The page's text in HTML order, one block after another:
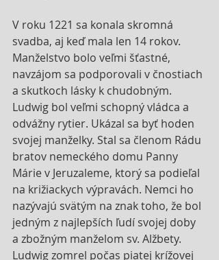
V roku 1221 sa konala skromná
svadba, aj keď mala len 14 rokov.
Manželstvo bolo veľmi šťastné,
navzájom sa podporovali v čnostiach
a skutkoch lásky k chudobným.
Ludwig bol veľmi schopný vládca a
odvážny rytier. Ukázal sa byť hoden
svojej manželky. Stal sa členom Rádu
bratov nemeckého domu Panny
Márie v Jeruzaleme, ktorý sa podieľal
na križiackych výpravách. Nemci ho
nazývajú svätým na znak toho, že bol
jedným z najlepších ľudí svojej doby
a zbožným manželom sv. Alžbety.
Ludwig zomrel počas piatej krížovej